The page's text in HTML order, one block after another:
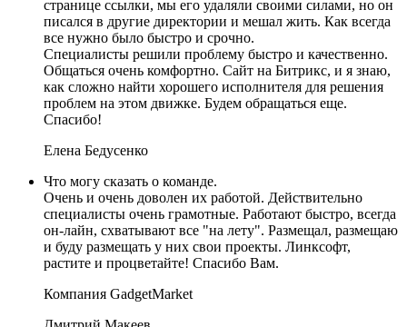
странице ссылки, мы его удаляли своими силами, но он
писался в другие директории и мешал жить. Как всегда
все нужно было быстро и срочно.
Специалисты решили проблему быстро и качественно.
Общаться очень комфортно. Сайт на Битрикс, и я знаю,
как сложно найти хорошего исполнителя для решения
проблем на этом движке. Будем обращаться еще.
Спасибо!
Елена Бедусенко
Что могу сказать о команде.
Очень и очень доволен их работой. Действительно
специалисты очень грамотные. Работают быстро, всегда
он-лайн, схватывают все "на лету". Размещал, размещаю
и буду размещать у них свои проекты. Линксофт,
растите и процветайте! Спасибо Вам.
Компания GadgetMarket